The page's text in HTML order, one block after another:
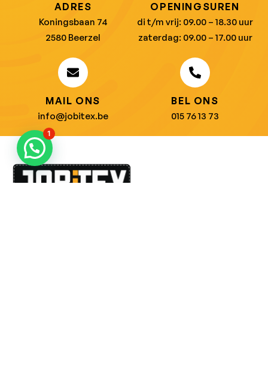
ADRES
Koningsbaan 74
2580 Beerzel
OPENINGSUREN
di t/m vrij: 09.00 – 18.30 uur
zaterdag: 09.00 – 17.00 uur
MAIL ONS
info@jobitex.be
BEL ONS
015 76 13 73
1